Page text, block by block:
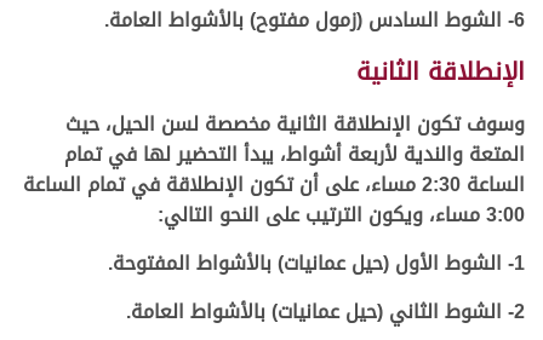
6- الشوط السادس (زمول مفتوح) بالأشواط العامة.
الإنطلاقة الثانية
وسوف تكون الإنطلاقة الثانية مخصصة لسن الحيل، حيث
المتعة والندية لأربعة أشواط، يبدأ التحضير لها في تمام
الساعة 2:30 مساء، على أن تكون الإنطلاقة في تمام الساعة
3:00 مساء، ويكون الترتيب على النحو التالي:
1- الشوط الأول (حيل عمانيات) بالأشواط المفتوحة.
2- الشوط الثاني (حيل عمانيات) بالأشواط العامة.